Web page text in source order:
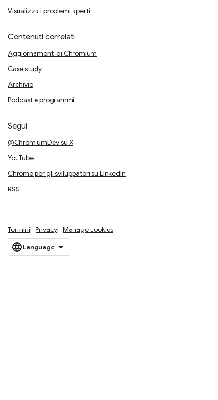
Visualizza i problemi aperti
Contenuti correlati
Aggiornamenti di Chromium
Case study
Archivio
Podcast e programmi
Segui
@ChromiumDev su X
YouTube
Chrome per gli sviluppatori su LinkedIn
RSS
Termini Privacy Manage cookies